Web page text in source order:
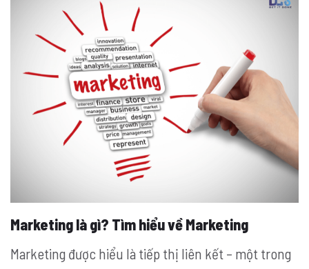
Marketing là gì? Tìm hiểu về Marketing
Marketing được hiểu là tiếp thị liên kết – một trong